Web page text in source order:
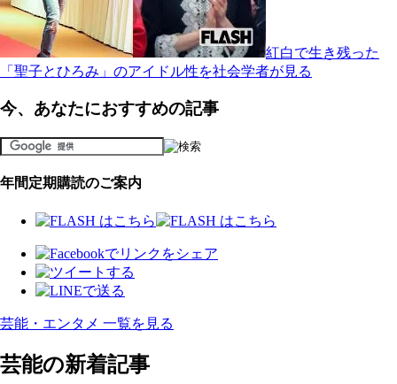
紅白で生き残った
「聖子とひろみ」のアイドル性を社会学者が見る
今、あなたにおすすめの記事
年間定期購読のご案内
芸能・エンタメ 一覧を見る
芸能の新着記事